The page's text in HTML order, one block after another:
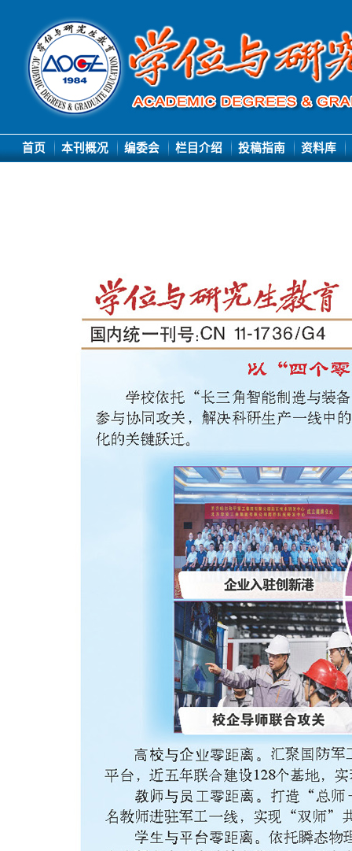
首页 本刊概况 编委会 栏目介绍 投稿指南 资料库